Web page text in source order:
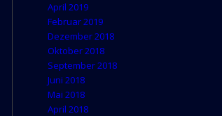
April 2019
Februar 2019
Dezember 2018
Oktober 2018
September 2018
Juni 2018
Mai 2018
April 2018